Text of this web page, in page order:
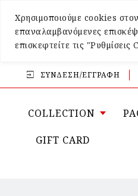
Χρησιμοποιούμε cookies
επαναλαμβανόμενες
επισκεφτείτε τις
ΣΎΝΔΕΣΗ/ΕΓΓΡΑΦΉ
COLLECTION
GIFT CARD